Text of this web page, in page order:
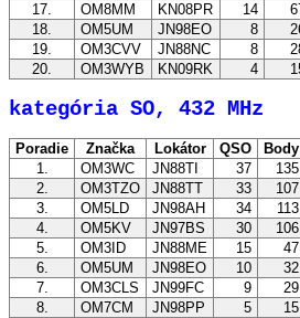
17.
OM8MM KN08PR 14
18.
OM5UM JN98EO 8
19.
OM3CVV JN88NC 8
20.
OM3WYB KN09RK 4
kategória SO, 432 MHz
Poradie Značka Lokátor QSO Body
1.
OM3WC JN88TI 37 135
2.
OM3TZO JN88TT 33 107
3.
OM5LD JN98AH 34 113
4.
OM5KV JN97BS 30 106
5.
OM3ID JN88ME 15 47
6.
OM5UM JN98EO 10 32
7.
OM3CLS JN99FC 9 29
8.
OM7CM JN98PP 5 15